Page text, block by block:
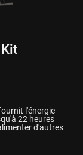
l'énergie
22 heures
d'autres